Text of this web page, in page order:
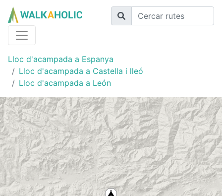
Lloc d'acampada a Espanya
Lloc d'acampada a Castella i lleó
Lloc d'acampada a León